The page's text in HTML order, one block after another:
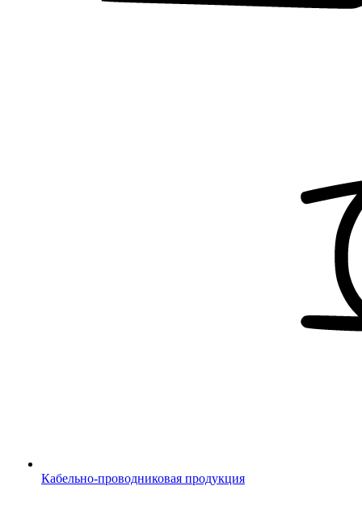
Кабельно-проводниковая продукция